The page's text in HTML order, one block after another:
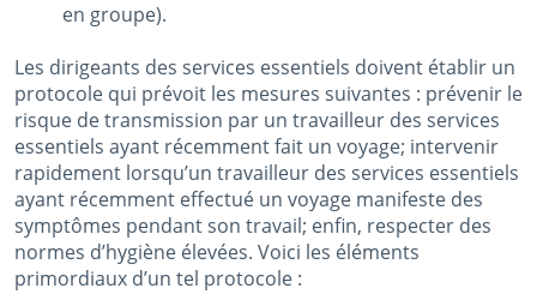
en groupe).
Les dirigeants des services essentiels doivent établir un
protocole qui prévoit les mesures suivantes : prévenir le
risque de transmission par un travailleur des services
essentiels ayant récemment fait un voyage; intervenir
rapidement lorsqu’un travailleur des services essentiels
ayant récemment effectué un voyage manifeste des
symptômes pendant son travail; enfin, respecter des
normes d’hygiène élevées. Voici les éléments
primordiaux d’un tel protocole :